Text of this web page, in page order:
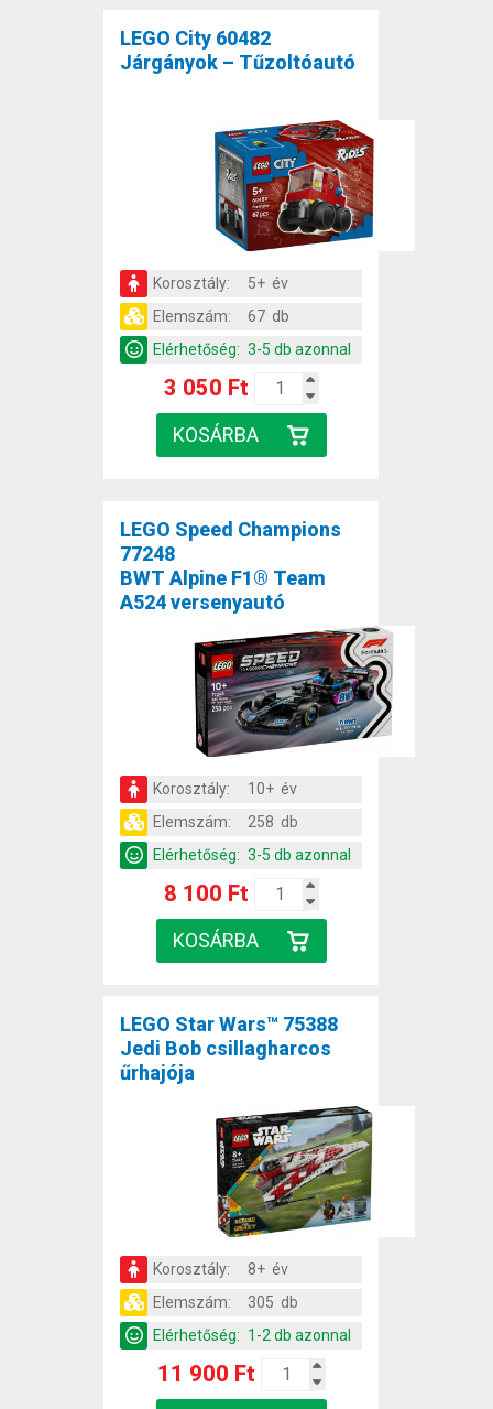
LEGO City 60482
Járgányok – Tűzoltóautó
Korosztály:
5+ év
Elemszám:
67 db
Elérhetőség: 3-5 db azonnal
3 050 Ft
LEGO Speed Champions
77248
BWT Alpine F1® Team
A524 versenyautó
Korosztály:
10+ év
Elemszám:
258 db
Elérhetőség: 3-5 db azonnal
8 100 Ft
LEGO Star Wars™ 75388
Jedi Bob csillagharcos
űrhajója
Korosztály:
8+ év
Elemszám:
305 db
Elérhetőség: 1-2 db azonnal
11 900 Ft